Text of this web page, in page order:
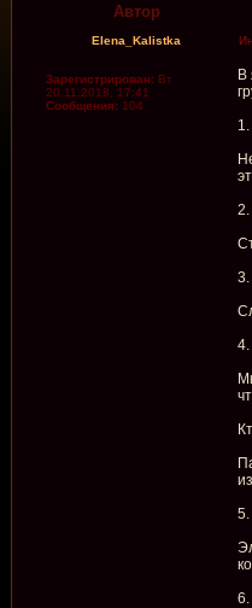
Автор
Elena_Kalistka
Зарегистрирован: Вт
20.11.2018, 17:41
Сообщения: 104
В
2.